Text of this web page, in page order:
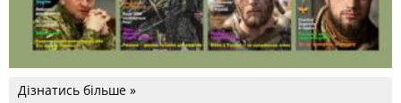
Дізнатись більше »